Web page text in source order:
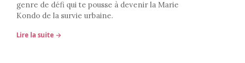
genre de défi qui te pousse à devenir la Marie
Kondo de la survie urbaine.
Lire la suite →